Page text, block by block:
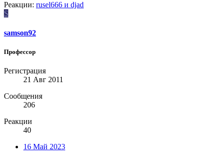
Реакции: rusel666 и djad
S
samson92
Профессор
Регистрация
21 Авг 2011
Сообщения
206
Реакции
40
16 Май 2023